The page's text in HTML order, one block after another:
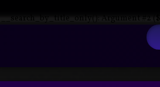
: __search_by_title_only(): Argument #2